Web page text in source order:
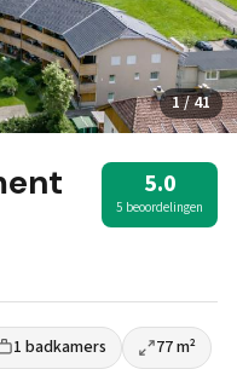
1 / 41
5.0
5 beoordelingen
1 badkamers
77 m²